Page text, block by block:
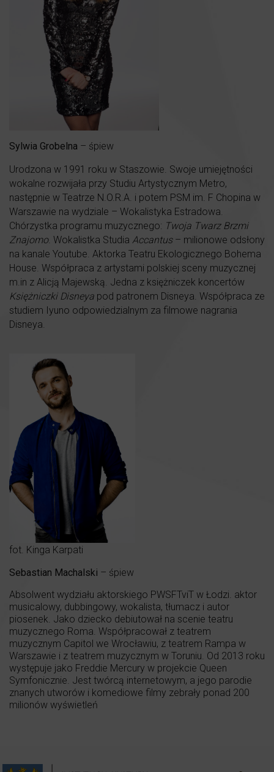
Sylwia Grobelna – śpiew
Urodzona w 1991 roku w Staszowie. Swoje umiejętności
wokalne rozwijała przy Studiu Artystycznym Metro,
następnie w Teatrze N.O.R.A. i potem PSM im. F Chopina w
Warszawie na wydziale – Wokalistyka Estradowa.
Chórzystka programu muzycznego: Twoja Twarz Brzmi
Znajomo. Wokalistka Studia Accantus– milionowe odsłony
na kanale Youtube. Aktorka Teatru Ekologicznego Bohema
House. Współpraca z artystami polskiej sceny muzycznej
m.in z Alicją Majewską. Jedna z księżniczek koncertów
Księżniczki Disneya pod patronem Disneya. Współpraca ze
studiem Iyuno odpowiedzialnym za filmowe nagrania
Disneya.
fot. Kinga Karpati
Sebastian Machalski – śpiew
Absolwent wydziału aktorskiego PWSFTviT w Łodzi. aktor
musicalowy, dubbingowy, wokalista, tłumacz i autor
piosenek. Jako dziecko debiutował na scenie teatru
muzycznego Roma. Współpracował z teatrem
muzycznym Capitol we Wrocławiu, z teatrem Rampa w
Warszawie i z teatrem muzycznym w Toruniu. Od 2013 roku
występuje jako Freddie Mercury w projekcie Queen
Symfonicznie. Jest twórcą internetowym, a jego parodie
znanych utworów i komediowe filmy zebrały ponad 200
milionów wyświetleń